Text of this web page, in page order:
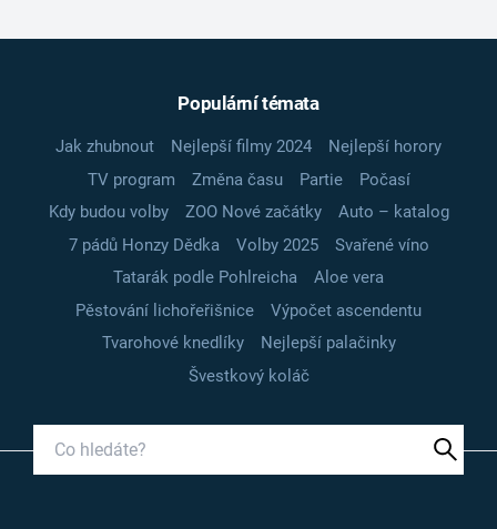
Populární témata
Jak zhubnout Nejlepší filmy 2024
Nejlepší horory
TV program
Změna času Partie
Počasí
Kdy budou volby
ZOO Nové začátky
Auto – katalog
7 pádů Honzy Dědka
Volby 2025
Svařené víno
Tatarák podle Pohlreicha
Aloe vera
Pěstování lichořeřišnice
Výpočet ascendentu
Tvarohové knedlíky
Nejlepší palačinky
Švestkový koláč